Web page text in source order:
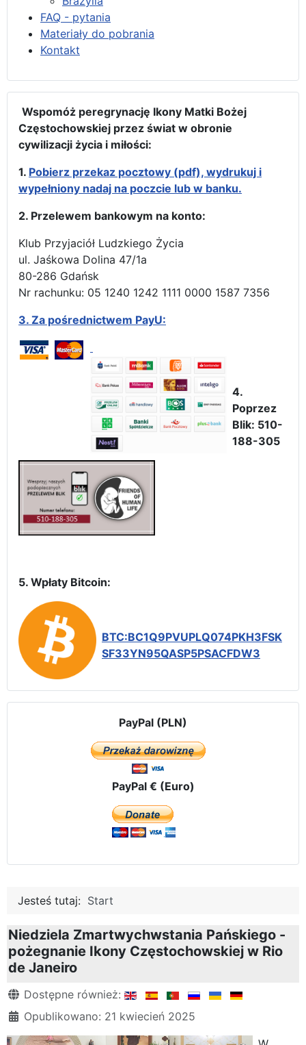
FAQ - pytania
Materiały do pobrania
Kontakt
Wspomóż peregrynację Ikony Matki Bożej
Częstochowskiej przez świat w obronie
cywilizacji życia i miłości:
1. Pobierz przekaz pocztowy (pdf), wydrukuj i
wypełniony nadaj na poczcie lub w banku.
2. Przelewem bankowym na konto:
Klub Przyjaciół Ludzkiego Życia
ul. Jaśkowa Dolina 47/1a
80-286 Gdańsk
Nr rachunku: 05 1240 1242 1111 0000 1587 7356
3. Za pośrednictwem PayU:
4.
Poprzez
Blik: 510-
188-305
5. Wpłaty Bitcoin:
BTC:BC1Q9PVUPLQ074PKH3FSK
SF33YN95QASP5PSACFDW3
PayPal (PLN)
PayPal € (Euro)
Jesteś tutaj: Start
Niedziela Zmartwychwstania Pańskiego -
pożegnanie Ikony Częstochowskiej w Rio
de Janeiro
Szczegóły
Dostępne również:
Opublikowano: 21 kwiecień 2025